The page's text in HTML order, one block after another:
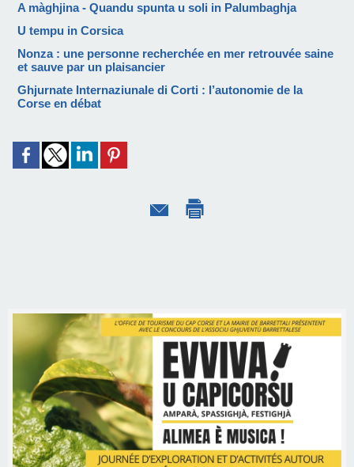
A màghjina - Quandu spunta u soli in Palumbaghja
U tempu in Corsica
Nonza : une personne recherchée en mer retrouvée saine
et sauve par un plaisancier
Ghjurnate Internaziunale di Corti : l’autonomie de la
Corse en débat